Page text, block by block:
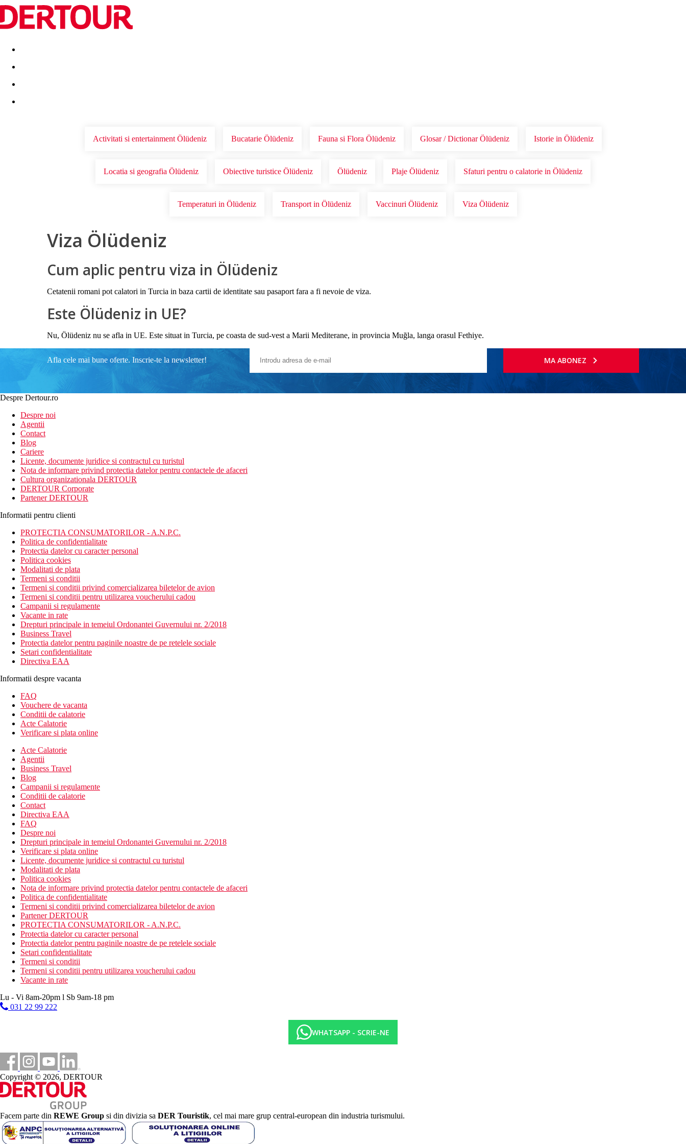
Destinatii Vacanta perfecta OFERTE DE NERATAT
Activitati si entertainment Ölüdeniz Bucatarie Ölüdeniz Fauna si Flora Ölüdeniz Glosar / Dictionar Ölüdeniz Istorie in Ölüdeniz
Locatia si geografia Ölüdeniz Obiective turistice Ölüdeniz Ölüdeniz Plaje Ölüdeniz Sfaturi pentru o calatorie in Ölüdeniz
Temperaturi in Ölüdeniz Transport in Ölüdeniz Vaccinuri Ölüdeniz Viza Ölüdeniz
Viza Ölüdeniz
Cum aplic pentru viza in Ölüdeniz
Cetatenii romani pot calatori in Turcia in baza cartii de identitate sau pasaport fara a fi nevoie de viza.
Este Ölüdeniz in UE?
Nu, Ölüdeniz nu se afla in UE. Este situat in Turcia, pe coasta de sud-vest a Marii Mediterane, in provincia Muğla, langa orasul Fethiye.
Afla cele mai bune oferte. Inscrie-te la newsletter! MA ABONEZ
Despre Dertour.ro
Despre noi
Agentii
Contact
Blog
Cariere
Licente, documente juridice si contractul cu turistul
Nota de informare privind protectia datelor pentru contactele de afaceri
Cultura organizationala DERTOUR
DERTOUR Corporate
Partener DERTOUR
Informatii pentru clienti
PROTECTIA CONSUMATORILOR - A.N.P.C.
Politica de confidentialitate
Protectia datelor cu caracter personal
Politica cookies
Modalitati de plata
Termeni si conditii
Termeni si conditii privind comercializarea biletelor de avion
Termeni si conditii pentru utilizarea voucherului cadou
Campanii si regulamente
Vacante in rate
Drepturi principale in temeiul Ordonantei Guvernului nr. 2/2018
Business Travel
Protectia datelor pentru paginile noastre de pe retelele sociale
Setari confidentialitate
Directiva EAA
Informatii despre vacanta
FAQ
Vouchere de vacanta
Conditii de calatorie
Acte Calatorie
Verificare si plata online
Acte Calatorie
Agentii
Business Travel
Blog
Campanii si regulamente
Conditii de calatorie
Contact
Directiva EAA
FAQ
Despre noi
Drepturi principale in temeiul Ordonantei Guvernului nr. 2/2018
Verificare si plata online
Licente, documente juridice si contractul cu turistul
Modalitati de plata
Politica cookies
Nota de informare privind protectia datelor pentru contactele de afaceri
Politica de confidentialitate
Termeni si conditii privind comercializarea biletelor de avion
Partener DERTOUR
PROTECTIA CONSUMATORILOR - A.N.P.C.
Protectia datelor cu caracter personal
Protectia datelor pentru paginile noastre de pe retelele sociale
Setari confidentialitate
Termeni si conditii
Termeni si conditii pentru utilizarea voucherului cadou
Vacante in rate
Lu - Vi 8am-20pm l Sb 9am-18 pm
031 22 99 222
WHATSAPP - SCRIE-NE
Copyright © 2026, DERTOUR
Facem parte din REWE Group si din divizia sa DER Touristik, cel mai mare grup central-european din industria turismului.